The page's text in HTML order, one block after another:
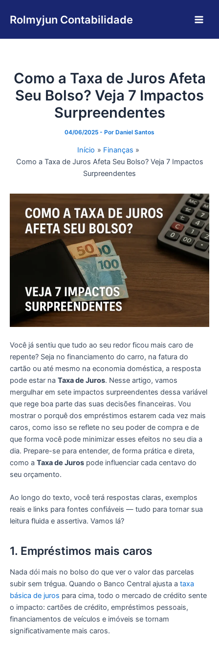
para
conteúdo
Rolmyjun Contabilidade
Como a Taxa de Juros Afeta
Seu Bolso? Veja 7 Impactos
Surpreendentes
04/06/2025 - Por Daniel Santos
Início
Finanças
Como a Taxa de Juros Afeta Seu Bolso? Veja 7 Impactos
Surpreendentes
Você já sentiu que tudo ao seu redor ficou mais caro de
repente? Seja no financiamento do carro, na fatura do
cartão ou até mesmo na economia doméstica, a resposta
pode estar na Taxa de Juros. Nesse artigo, vamos
mergulhar em sete impactos surpreendentes dessa variável
que rege boa parte das suas decisões financeiras. Vou
mostrar o porquê dos empréstimos estarem cada vez mais
caros, como isso se reflete no seu poder de compra e de
que forma você pode minimizar esses efeitos no seu dia a
dia. Prepare-se para entender, de forma prática e direta,
como a Taxa de Juros pode influenciar cada centavo do
seu orçamento.
Ao longo do texto, você terá respostas claras, exemplos
reais e links para fontes confiáveis — tudo para tornar sua
leitura fluida e assertiva. Vamos lá?
1. Empréstimos mais caros
Nada dói mais no bolso do que ver o valor das parcelas
subir sem trégua. Quando o Banco Central ajusta a taxa
básica de juros para cima, todo o mercado de crédito sente
o impacto: cartões de crédito, empréstimos pessoais,
financiamentos de veículos e imóveis se tornam
significativamente mais caros.